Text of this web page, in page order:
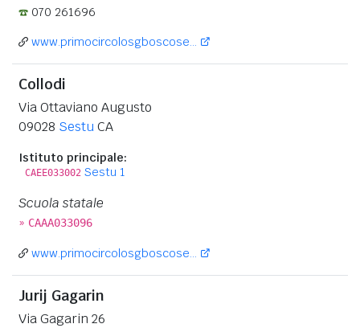
070 261696
www.primocircolosgboscose...
Collodi
Via Ottaviano Augusto
09028 SestuCA
Istituto principale:
CAEE033002 Sestu 1
Scuola statale
» CAAA033096
www.primocircolosgboscose...
Jurij Gagarin
Via Gagarin 26